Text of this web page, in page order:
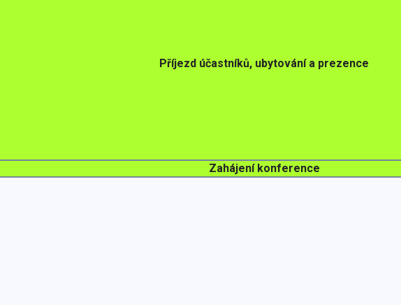
Příjezd účastníků, ubytování a prezence
Zahájení konference